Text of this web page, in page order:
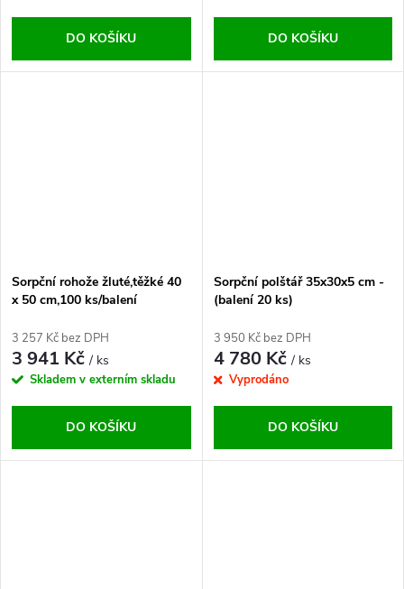
DO KOŠÍKU DO KOŠÍKU
Sorpční rohože žluté,těžké 40
x 50 cm,100 ks/balení
3 257 Kč bez DPH
3 941 Kč/ ks
Skladem v externím skladu
DO KOŠÍKU
Sorpční polštář 35x30x5 cm -
(balení 20 ks)
3 950 Kč bez DPH
4 780 Kč/ ks
Vyprodáno
DO KOŠÍKU